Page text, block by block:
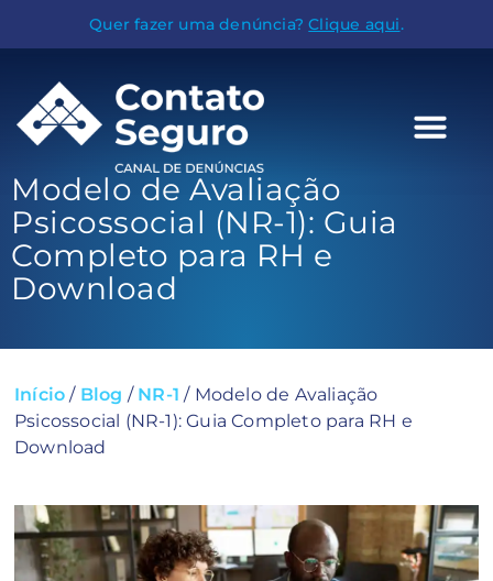
Quer fazer uma denúncia?Clique aqui.
Modelo de Avaliação
Psicossocial (NR-1): Guia
Completo para RH e
Download
Início / Blog / NR-1 / Modelo de Avaliação
Psicossocial (NR-1): Guia Completo para RH e
Download